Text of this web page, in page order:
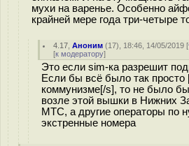
мухи на варенье. Особенно
крайней мере года три-четыре
4.17 ,Аноним (17), 18:46, 14/05/2019 [
[к модератору]
Это если sim-ка разрешит
Если бы всё было так просто
коммунизме[/s], то не было бы
возле этой вышки в Нижних
МТС, а другие операторы по
экстренные номера